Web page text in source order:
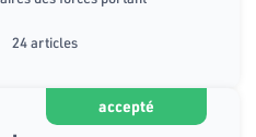
24 articles
accepté